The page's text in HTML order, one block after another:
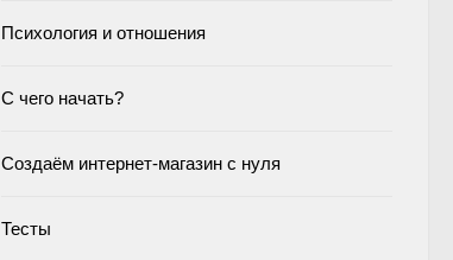
Психология и отношения
С чего начать?
Создаём интернет-магазин с нуля
Тесты